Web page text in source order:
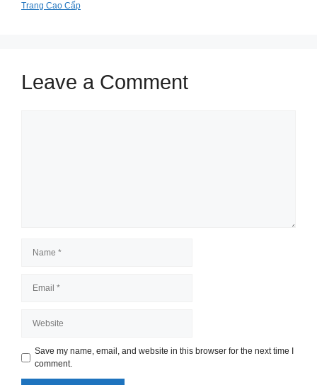
Trang Cao Cấp
Leave a Comment
Save my name, email, and website in this browser for the next time I
comment.